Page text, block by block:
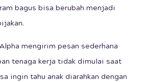
bagus bisa berubah menjadi
mengirim pesan sederhana
tenaga kerja tidak dimulai saat
ingin tahu anak diarahkan dengan